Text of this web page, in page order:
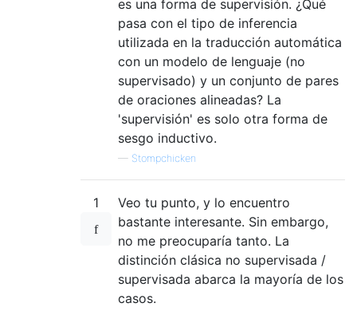
es una forma de supervisión. ¿Qué
pasa con el tipo de inferencia
utilizada en la traducción automática
con un modelo de lenguaje (no
supervisado) y un conjunto de pares
de oraciones alineadas? La
'supervisión' es solo otra forma de
sesgo inductivo.
— Stompchicken
1
Veo tu punto, y lo encuentro
bastante interesante. Sin embargo,
no me preocuparía tanto. La
distinción clásica no supervisada /
supervisada abarca la mayoría de los
casos.